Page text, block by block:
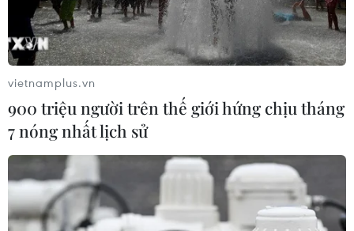
Ảnh minh họa. (Nguồn: AP)
vietnamplus.vn
900 triệu người trên thế giới hứng chịu tháng
7 nóng nhất lịch sử